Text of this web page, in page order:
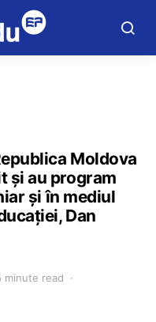
Moldova
și au program
și în mediul
Dan
minute read